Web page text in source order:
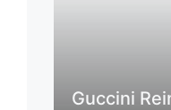
Guccini